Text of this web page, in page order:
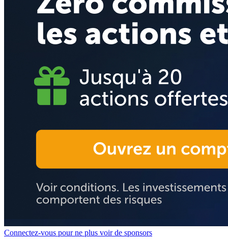
Connectez-vous pour ne plus voir de sponsors